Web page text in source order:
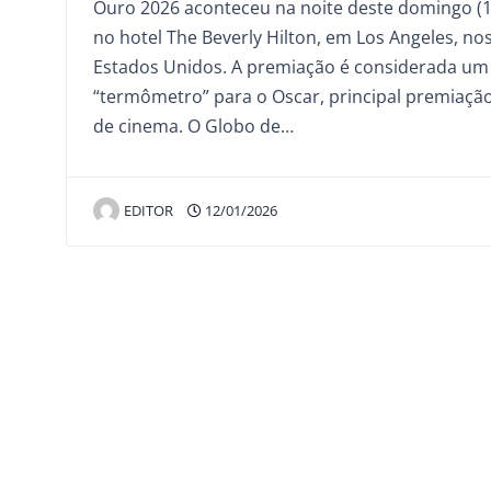
Ouro 2026 aconteceu na noite deste domingo
no hotel The Beverly Hilton, em Los Angeles, nos
Estados Unidos. A premiação é considerada um
“termômetro” para o Oscar, principal
de cinema. O Globo de…
EDITOR 12/01/2026